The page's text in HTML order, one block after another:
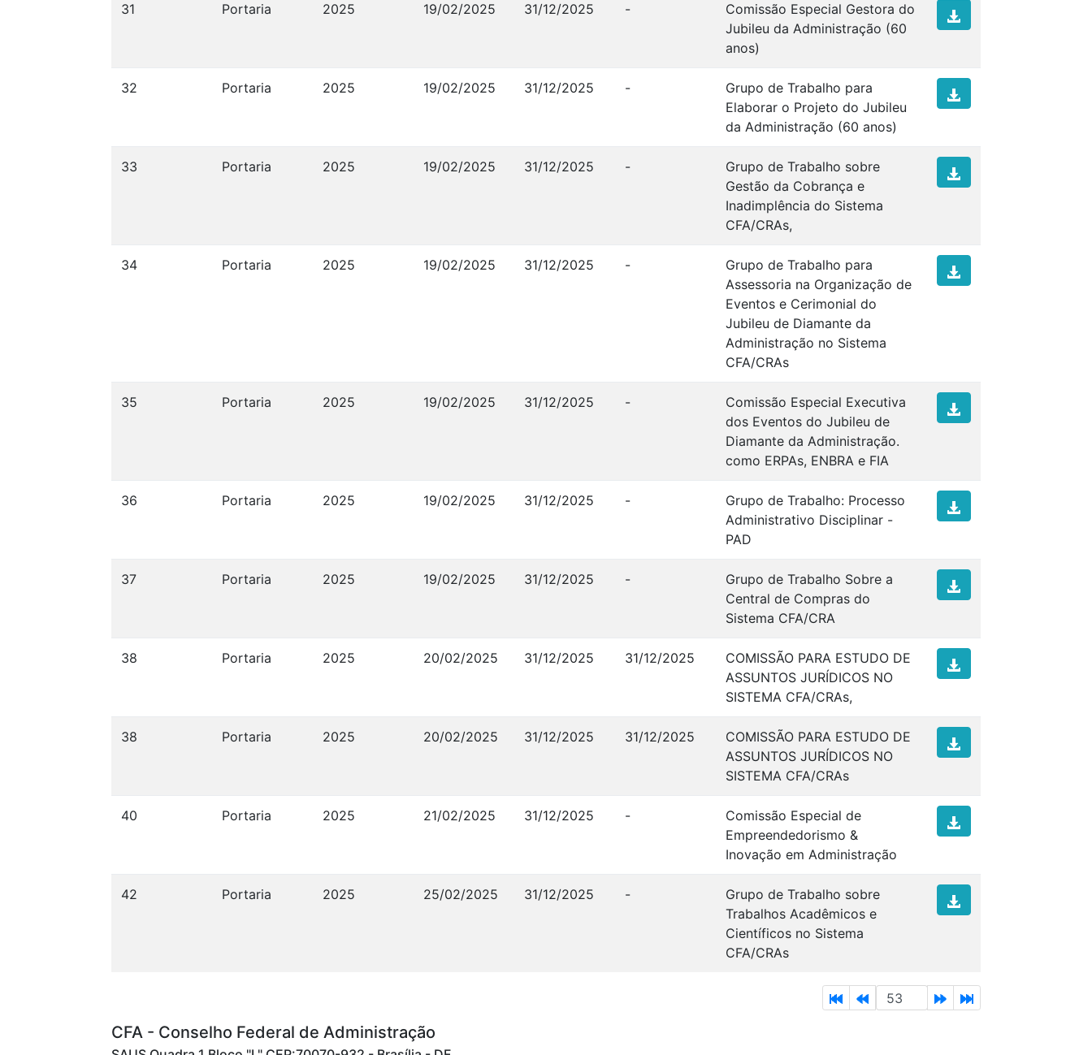
31 Portaria 2025 19/02/2025 31/12/2025 -
Comissão Especial Gestora do
Jubileu da Administração (60
anos)
32 Portaria 2025 19/02/2025 31/12/2025 -
Grupo de Trabalho para
Elaborar o Projeto do Jubileu
da Administração (60 anos)
33 Portaria 2025 19/02/2025 31/12/2025 -
Grupo de Trabalho sobre
Gestão da Cobrança e
Inadimplência do Sistema
CFA/CRAs,
34 Portaria 2025 19/02/2025 31/12/2025 -
Grupo de Trabalho para
Assessoria na Organização de
Eventos e Cerimonial do
Jubileu de Diamante da
Administração no Sistema
CFA/CRAs
35 Portaria 2025 19/02/2025 31/12/2025 -
Comissão Especial Executiva
dos Eventos do Jubileu de
Diamante da Administração.
como ERPAs, ENBRA e FIA
36 Portaria 2025 19/02/2025 31/12/2025 -
Grupo de Trabalho: Processo
Administrativo Disciplinar -
PAD
37 Portaria 2025 19/02/2025 31/12/2025 -
Grupo de Trabalho Sobre a
Central de Compras do
Sistema CFA/CRA
38 Portaria 2025 20/02/2025 31/12/2025 31/12/2025
COMISSÃO PARA ESTUDO DE
ASSUNTOS JURÍDICOS NO
SISTEMA CFA/CRAs,
38 Portaria 2025 20/02/2025 31/12/2025 31/12/2025
COMISSÃO PARA ESTUDO DE
ASSUNTOS JURÍDICOS NO
SISTEMA CFA/CRAs
40 Portaria 2025 21/02/2025 31/12/2025 -
Comissão Especial de
Empreendedorismo &
Inovação em Administração
42 Portaria 2025 25/02/2025 31/12/2025 -
Grupo de Trabalho sobre
Trabalhos Acadêmicos e
Científicos no Sistema
CFA/CRAs
CFA - Conselho Federal de Administração